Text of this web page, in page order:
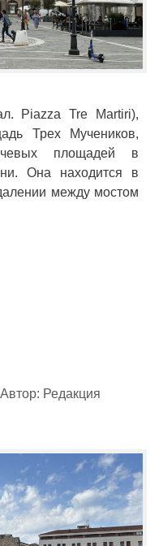
Piazza Tre Martiri),
Трех Мучеников,
площадей в
Она находится в
между мостом
Автор: Редакция